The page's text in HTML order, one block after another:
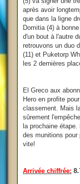
après avoir
que dans la ligne
Domitia (4) à
d'un bout à l'autre
retrouvons un duo
(11) et Puketorp
les 2 dernières
El Greco aux
Hero en profite
classement. Mais
sûrement
la prochaine étape.
des munitions pour
vite!
Arrivée chiffrée: